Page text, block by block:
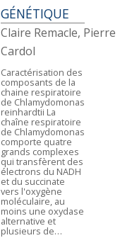
GÉNÉTIQUE
Claire Remacle, Pierre
Cardol
Caractérisation des
composants de la
chaine respiratoire
de Chlamydomonas
reinhardtii La
chaîne respiratoire
de Chlamydomonas
comporte quatre
grands complexes
qui transfèrent des
électrons du NADH
et du succinate
vers l'oxygène
moléculaire, au
moins une oxydase
alternative et
plusieurs de…